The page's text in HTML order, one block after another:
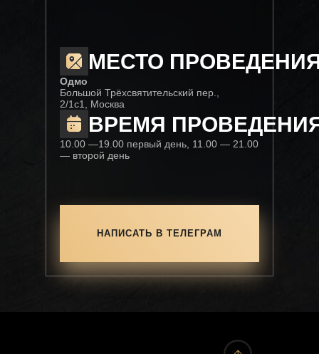
НАПИСАТЬ В ТЕЛЕГРАМ
МЕСТО
Одмо
Большой Трёхсвятительский пер.,
2/1с1, Москва
ВРЕМЯ
10.00 —19.00 первый день, 11.00 — 21.00
— второй день